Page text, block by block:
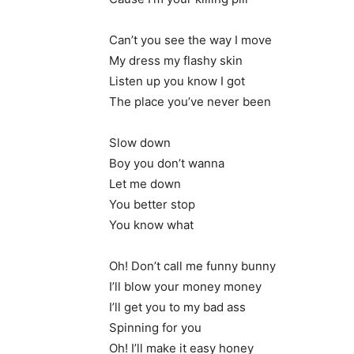
Can’t you see the way I move
My dress my flashy skin
Listen up you know I got
The place you’ve never been
Slow down
Boy you don’t wanna
Let me down
You better stop
You know what
Oh! Don’t call me funny bunny
I’ll blow your money money
I’ll get you to my bad ass
Spinning for you
Oh! I’ll make it easy honey